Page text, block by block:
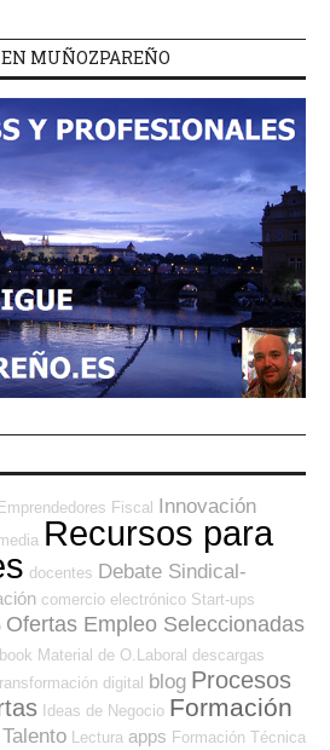
MUÑOZPAREÑO
Fiscal Innovación
Recursos para
docentes Debate Sindical-
comercio electrónico Start-ups
Ofertas Empleo Seleccionadas
Material de O.Laboral descargas
digital blog Procesos
Ideas de Negocio Formación
Talento Lectura apps Formación Técnica